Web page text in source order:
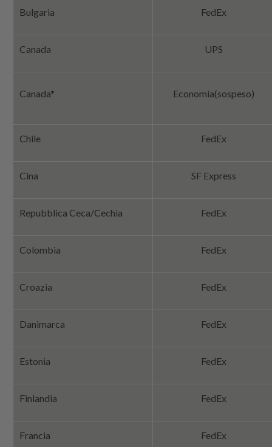
Bulgaria FedEx
Canada UPS
Canada* Economia(sospeso)
Chile FedEx
Cina SF Express
Repubblica Ceca/Cechia FedEx
Colombia FedEx
Croazia FedEx
Danimarca FedEx
Estonia FedEx
Finlandia FedEx
Francia FedEx